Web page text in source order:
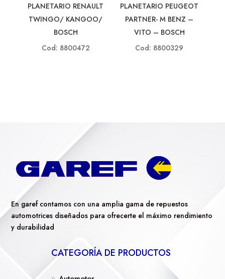
PLANETARIO RENAULT
TWINGO/ KANGOO/
BOSCH
Cod: 8800472
PLANETARIO PEUGEOT
PARTNER- M BENZ –
VITO – BOSCH
Cod: 8800329
En garef contamos con una amplia gama de repuestos
automotrices diseñados para ofrecerte el máximo rendimiento
y durabilidad
CATEGORÍA DE PRODUCTOS